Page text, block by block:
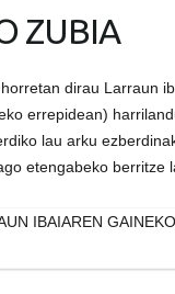
ZUBIA
dirau Larraun
errepidean)
lau arku
etengabeko berritze
IBAIAREN